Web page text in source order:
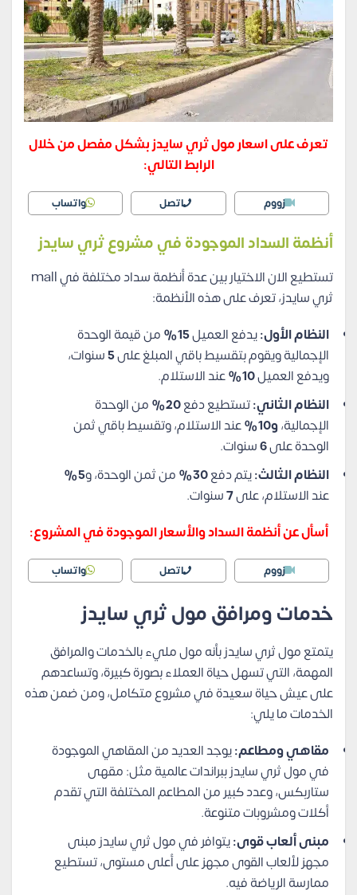
تعرف على اسعار مول ثري سايدز بشكل مفصل من خلال
الرابط التالي:
زووم اتصل واتساب
أنظمة السداد الموجودة في مشروع ثري سايدز
تستطيع الان الاختيار بين عدة أنظمة سداد مختلفة في mall
ثري سايدز، تعرف على هذه الأنظمة:
النظام الأول:يدفع العميل15%
من قيمة الوحدة
الإجمالية ويقوم بتقسيط باقي المبلغ على5سنوات،
ويدفع العميل10%
عند الاستلام.
النظام الثاني:تستطيع دفع
من الوحدة
الإجمالية،و10%
عند الاستلام، وتقسيط باقي ثمن
الوحدة على6سنوات.
النظام الثالث:يتم دفع30% من ثمن الوحدة، و5%
عند الاستلام، على7سنوات.
أسأل عن أنظمة السداد والأسعار الموجودة في المشروع:
زووم اتصل واتساب
خدمات ومرافق مول ثري سايدز
يتمتع مول ثري سايدز بأنه مول مليء بالخدمات والمرافق
المهمة، التي تسهل حياة العملاء بصورة كبيرة، وتساعدهم
على عيش حياة سعيدة في مشروع متكامل، ومن ضمن هذه
الخدمات ما يلي:
مقاهي ومطاعم:يوجد العديد من المقاهي الموجودة
في مول ثري سايدز ببراندات عالمية مثل: مقهى
ستاربكس، وعدد كبير من المطاعم المختلفة التي تقدم
أكلات ومشروبات متنوعة.
مبنى ألعاب قوى:يتوافر في مول ثري سايدز مبنى
مجهز لألعاب القوى مجهز على أعلى مستوى، تستطيع
ممارسة الرياضة فيه.